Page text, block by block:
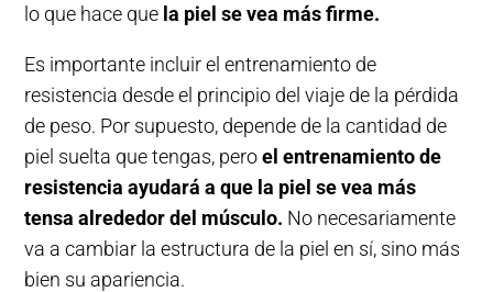
lo que hace que la piel se vea más firme.
Es importante incluir el entrenamiento de
resistencia desde el principio del viaje de la pérdida
de peso. Por supuesto, depende de la cantidad de
piel suelta que tengas, peroel entrenamiento de
resistencia ayudará a que la piel se vea más
tensa alrededor del músculo. No necesariamente
va a cambiar la estructura de la piel en sí, sino más
bien su apariencia.